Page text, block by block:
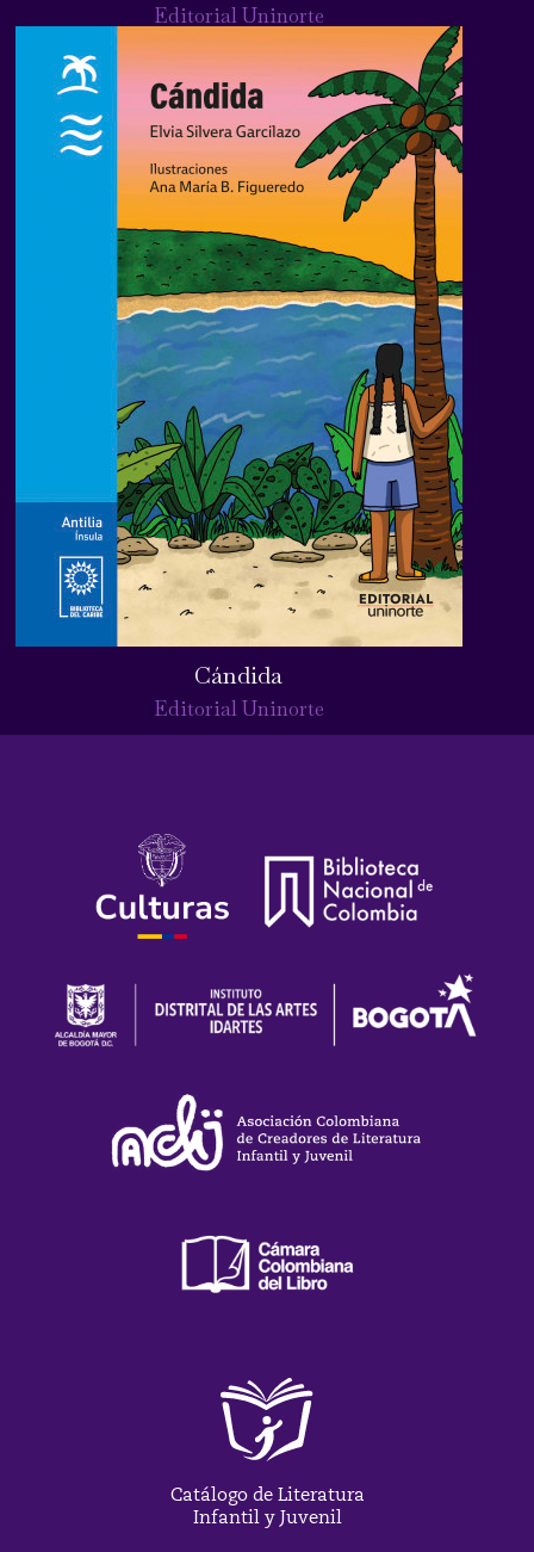
Editorial Uninorte
Cándida
Editorial Uninorte
Catálogo de Literatura
Infantil y Juvenil